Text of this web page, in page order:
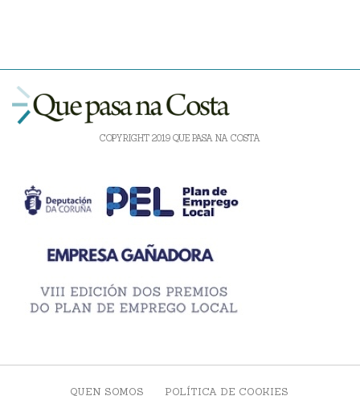
COPYRIGHT 2019 QUE PASA NA COSTA
QUEN SOMOS POLÍTICA DE COOKIES